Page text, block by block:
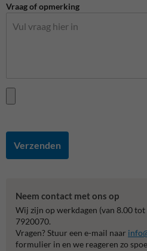
Vraag of opmerking
Verzenden
Neem contact met ons op
Wij zijn op werkdagen (van 8.00
7920070.
Vragen? Stuur een e-mail naar
formulier in en we reageren zo